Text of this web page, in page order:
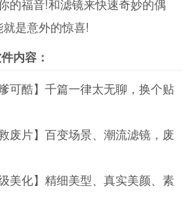
的福音!和滤镜来快速奇妙的偶
是意外的惊喜!
内容：
可酷】千篇一律太无聊，换个贴
废片】百变场景、潮流滤镜，废
美化】精细美型、真实美颜、素